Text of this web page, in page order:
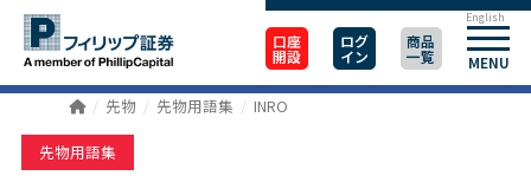
口座
開設
ログ
イン
商品
一覧 MENU
English
先物 先物用語集 INRO
先物用語集